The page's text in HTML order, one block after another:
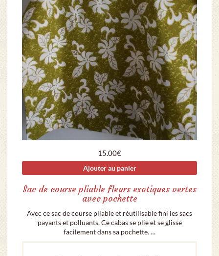
15.00€
Ajouter au panier
Sac de course pliable fleurs exotiques vertes
avec pochette
Avec ce sac de course pliable et réutilisable fini les sacs
payants et polluants. Ce cabas se plie et se glisse
facilement dans sa pochette. …